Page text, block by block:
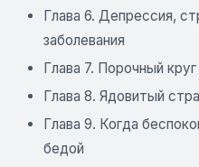
Глава 6. Депрессия,
заболевания
Глава 7. Порочный
Глава 8. Ядовитый
Глава 9. Когда
бедой